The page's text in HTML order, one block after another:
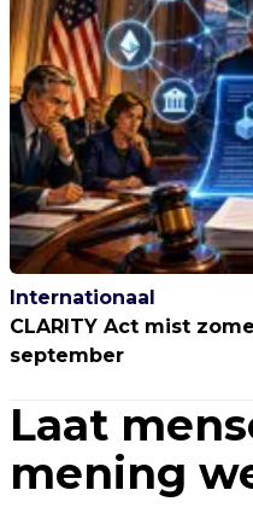
Internationaal
CLARITY Act mist
september
Laat
mening